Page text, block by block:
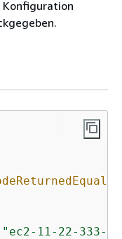
"ec2-11-22-333-